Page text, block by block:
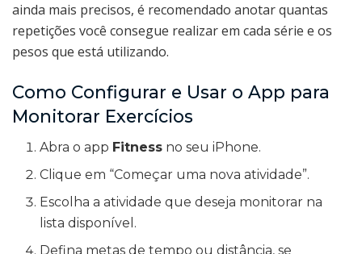
ainda mais precisos, é recomendado anotar quantas
repetições você consegue realizar em cada série e os
pesos que está utilizando.
Como Configurar e Usar o App para
Monitorar Exercícios
Abra o app Fitness no seu iPhone.
Clique em “Começar uma nova atividade”.
Escolha a atividade que deseja monitorar na
lista disponível.
Defina metas de tempo ou distância, se